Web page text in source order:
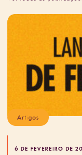
Artigos
6 DE FEVEREIRO DE